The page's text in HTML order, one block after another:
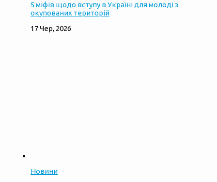
5 міфів щодо вступу в Україні для молоді з
окупованих територій
17 Чер, 2026
Новини